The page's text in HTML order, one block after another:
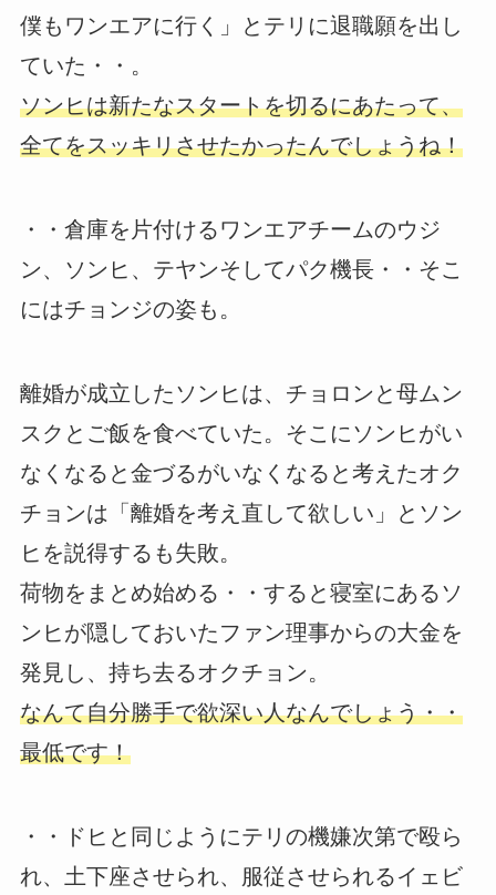
僕もワンエアに行く」とテリに退職願を出し
ていた・・。
ソンヒは新たなスタートを切るにあたって、
全てをスッキリさせたかったんでしょうね！
・・倉庫を片付けるワンエアチームのウジ
ン、ソンヒ、テヤンそしてパク機長・・そこ
にはチョンジの姿も。
離婚が成立したソンヒは、チョロンと母ムン
スクとご飯を食べていた。そこにソンヒがい
なくなると金づるがいなくなると考えたオク
チョンは「離婚を考え直して欲しい」とソン
ヒを説得するも失敗。
荷物をまとめ始める・・すると寝室にあるソ
ンヒが隠しておいたファン理事からの大金を
発見し、持ち去るオクチョン。
なんて自分勝手で欲深い人なんでしょう・・
最低です！
・・ドヒと同じようにテリの機嫌次第で殴ら
れ、土下座させられ、服従させられるイェビ